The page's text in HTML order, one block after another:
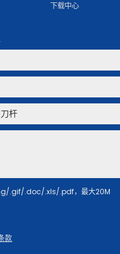
下载中心
.gif/.doc/.xls/.pdf，最大20M
款